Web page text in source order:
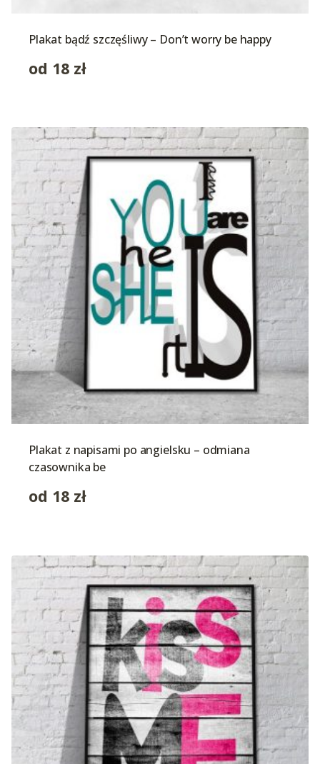
Plakat bądź szczęśliwy – Don’t worry be happy
od 18 zł
Plakat z napisami po angielsku – odmiana
czasownika be
od 18 zł